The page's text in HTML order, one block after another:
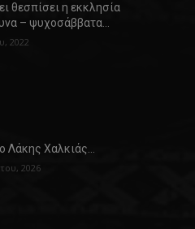
θεσπίσει η εκκλησία
– ψυχοσάββατα…
2022
Λάκης Χαλκιάς…
2026